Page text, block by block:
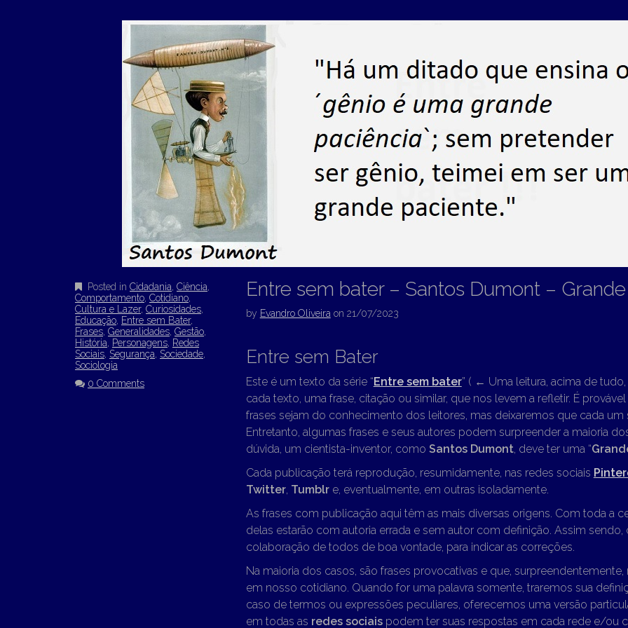
Posted in Cidadania Ciência
Comportamento Cotidiano
Cultura e Lazer, Curiosidades
Educação Entre sem Bater,
Frases Generalidades Gestão
História
Personagens Redes
Sociais Segurança Sociedade
Sociologia
0 Comments
Entre sem bater – Santos Dumont –
by Evandro Oliveira on 21/07/2023
Entre sem Bater
Este é um texto da série “Entre sem bater” ( ← Uma leitura, acima de tudo,
cada texto, uma frase, citação ou similar, que nos levem a refletir. É
frases sejam do conhecimento dos leitores, mas deixaremos que cada um
Entretanto, algumas frases e seus autores podem surpreender a maioria
dúvida, um cientista-inventor, como Santos Dumont, deve ter uma “
Cada publicação terá reprodução, resumidamente, nas redes sociais
Twitter, Tumblre, eventualmente, em outras isoladamente.
As frases com publicação aqui têm as mais diversas origens. Com toda a
delas estarão com autoria errada e sem autor com definição. Assim
colaboração de todos de boa vontade, para indicar as correções.
Na maioria dos casos, são frases provocativas e que,
em nosso cotidiano. Quando for uma palavra somente, traremos sua
caso de termos ou expressões peculiares, oferecemos uma versão
em todas as redes sociaispodem ter suas respostas em cada rede e/ou